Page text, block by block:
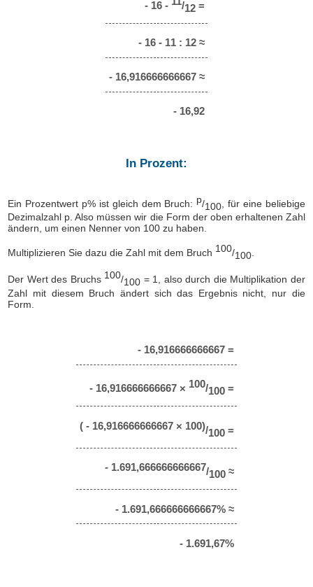
- 16 - /12=
- 16 - 11 : 12 ≈
- 16,916666666667 ≈
- 16,92
In Prozent:
Ein Prozentwert p% ist gleich dem Bruch: p/100 , für eine beliebige
Dezimalzahl p. Also müssen wir die Form der oben erhaltenen Zahl
ändern, um einen Nenner von 100 zu haben.
Multiplizieren Sie dazu die Zahl mit dem Bruch 100/100
Der Wert des Bruchs 100/100 = 1, also durch die Multiplikation der
Zahl mit diesem Bruch ändert sich das Ergebnis nicht, nur die
Form.
- 16,916666666667 =
- 16,916666666667 × 100/100=
( - 16,916666666667 × 100)/100=
- 1.691,666666666667/100≈
- 1.691,666666666667% ≈
- 1.691,67%